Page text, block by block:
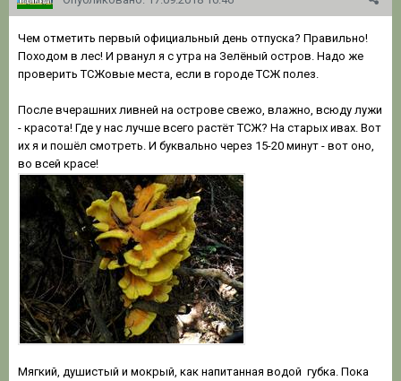
Чем отметить первый официальный день отпуска? Правильно!
Походом в лес! И рванул я с утра на Зелёный остров. Надо же
проверить ТСЖовые места, если в городе ТСЖ полез.
После вчерашних ливней на острове свежо, влажно, всюду лужи
- красота! Где у нас лучше всего растёт ТСЖ? На старых ивах. Вот
их я и пошёл смотреть. И буквально через 15-20 минут - вот оно,
во всей красе!
Мягкий, душистый и мокрый, как напитанная водой губка. Пока